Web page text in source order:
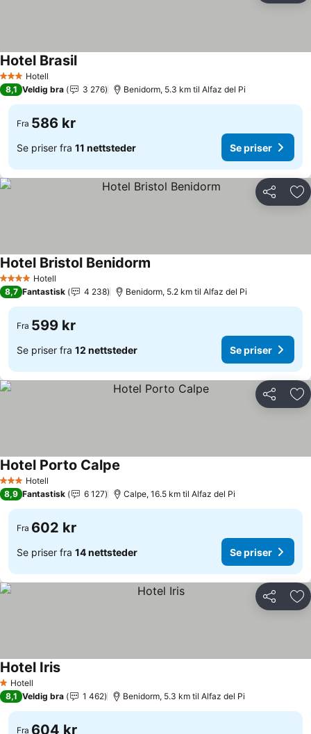
3 StjernerHotell
Hotel BrasilSe priser
8,1 Veldig bra 3 276 Benidorm, 5.3 km til Alfaz del Pi
Fra 586 kr
Se priser fra 11 nettsteder Se priser
Del
4 StjernerHotell
Hotel Bristol Benidorm
8,7 Fantastisk 4 238 Benidorm, 5.2 km til Alfaz del Pi
Fra 599 kr
Se priser fra 12 nettsteder Se priser
Del
3 StjernerHotell
Hotel Porto Calpe
8,9 Fantastisk 6 127 Calpe, 16.5 km til Alfaz del Pi
Fra 602 kr
Se priser fra 14 nettsteder Se priser
Del
1 Stjerner
Hotell
Hotel IrisSe priser
8,1 Veldig bra 1 462 Benidorm, 5.3 km til Alfaz del Pi
Fra 604 kr